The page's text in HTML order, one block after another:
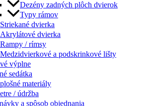
Dezény zadných plôch dvierok
Typy rámov
Striekané dvierka
Akrylátové dvierka
Rampy / rímsy
Medzidvierkové a podskrinkové lišty
výplne
sedátka
materiály
/ údržba
a spôsob objednania